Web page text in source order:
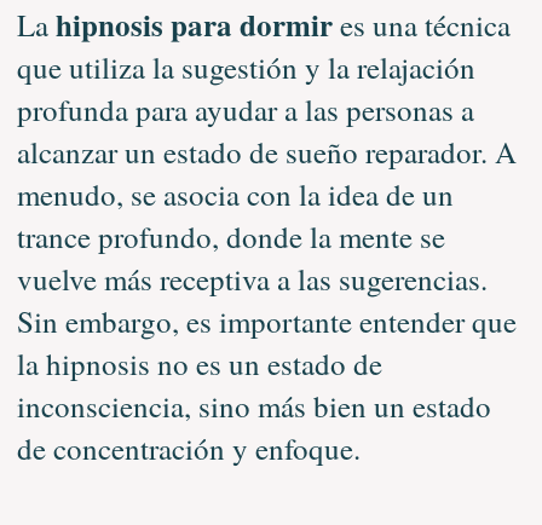
Lahipnosis para dormires una técnica
que utiliza la sugestión y la relajación
profunda para ayudar a las personas a
alcanzar un estado de sueño reparador. A
menudo, se asocia con la idea de un
trance profundo, donde la mente se
vuelve más receptiva a las sugerencias.
Sin embargo, es importante entender que
la hipnosis no es un estado de
inconsciencia, sino más bien un estado
de concentración y enfoque.